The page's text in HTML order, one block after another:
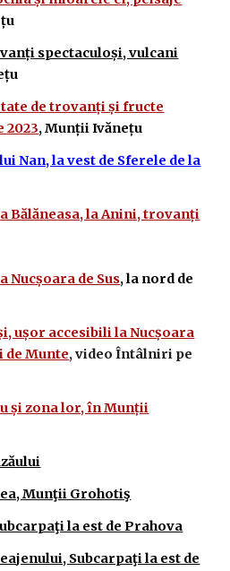
spectaculoși, vulcani
de trovanți și fructe
2023, Munții Ivănețu
Nan, la vest de Sferele de la
Bălăneasa, la Anini, trovanți
Nucșoara de Sus, la nord de
ușor accesibili la Nucșoara
de Munte, video Întâlniri pe
și zona lor, în Munții
Munţii Grohotiş
la est de Prahova
Subcarpaţi la est de